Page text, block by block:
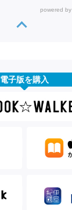
powered by
電子版を購入